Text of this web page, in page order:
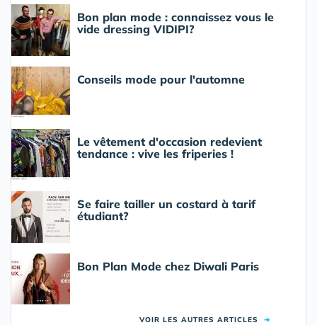
Bon plan mode : connaissez vous le
vide dressing VIDIPI?
Conseils mode pour l'automne
Le vêtement d'occasion redevient
tendance : vive les friperies !
Se faire tailler un costard à tarif
étudiant?
Bon Plan Mode chez Diwali Paris
VOIR LES AUTRES ARTICLES ➜